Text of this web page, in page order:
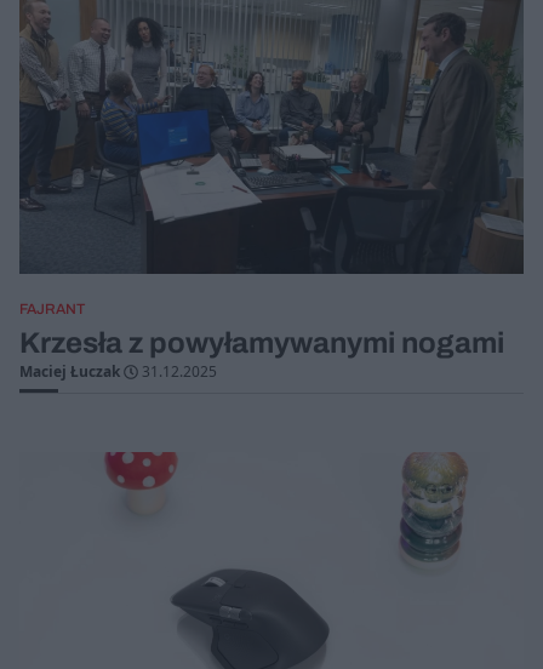
FAJRANT
Krzesła z powyłamywanymi nogami
Maciej Łuczak 31.12.2025